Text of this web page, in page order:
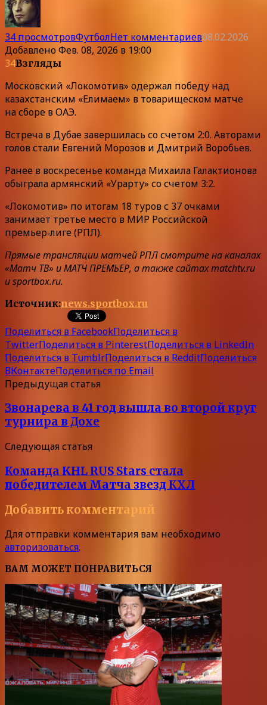
34 просмотровФутболНет комментариев08.02.2026
ДобавленоФев. 08, 2026 в 19:00
34Взгляды
Московский «Локомотив» одержал победу над
казахстанским «Елимаем» в товарищеском матче
на сборе в ОАЭ.
Встреча в Дубае завершилась со счетом 2:0. Авторами
голов стали Евгений Морозов и Дмитрий Воробьев.
Ранее в воскресенье команда Михаила Галактионова
обыграла армянский «Урарту» со счетом 3:2.
«Локомотив» по итогам 18 туров с 37 очками
занимает третье место в МИР Российской
премьер‑лиге (РПЛ).
Прямые трансляции матчей РПЛ смотрите на каналах
«Матч ТВ» и МАТЧ ПРЕМЬЕР, а также сайтах matchtv.ru
и sportbox.ru.
Источник:news.sportbox.ru
Поделиться в FacebookПоделиться в
TwitterПоделиться в PinterestПоделиться в LinkedIn
Поделиться в TumblrПоделиться в RedditПоделиться
ВКонтактеПоделиться по Email
Предыдущая статья
Звонарева в 41 год вышла во второй круг
турнира в Дохе
Следующая статья
Команда KHL RUS Stars стала
победителем Матча звезд КХЛ
Добавить комментарий
Для отправки комментария вам необходимо
авторизоваться.
ВАМ МОЖЕТ ПОНРАВИТЬСЯ